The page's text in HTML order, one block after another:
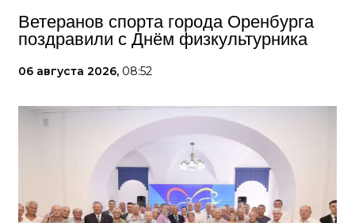
Ветеранов спорта города Оренбурга
поздравили с Днём физкультурника
06 августа 2026, 08:52